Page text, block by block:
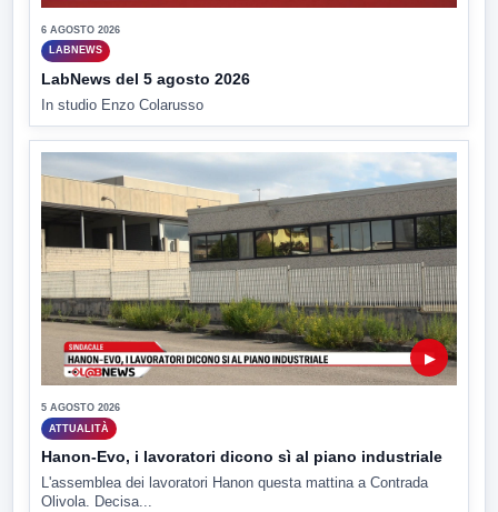
6 AGOSTO 2026
LABNEWS
LabNews del 5 agosto 2026
In studio Enzo Colarusso
▶
5 AGOSTO 2026
ATTUALITÀ
Hanon-Evo, i lavoratori dicono sì al piano industriale
L'assemblea dei lavoratori Hanon questa mattina a Contrada
Olivola. Decisa...